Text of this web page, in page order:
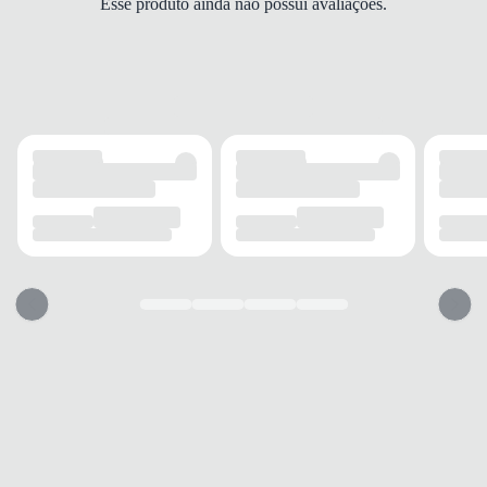
SOLADO
EVA
ADERÊNCIA
Alta
Superior
FORRO
Esse produto ainda não possui avaliações.